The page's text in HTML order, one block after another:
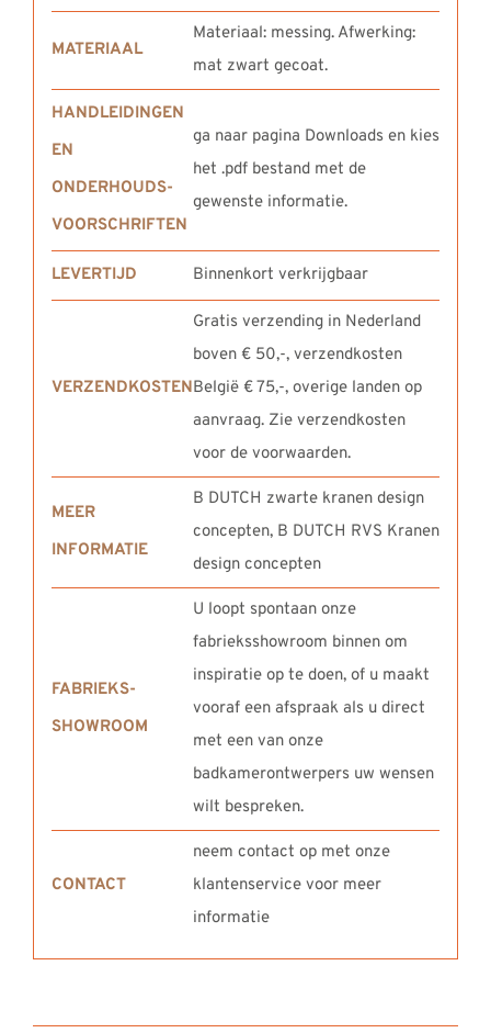
MATERIAAL
Materiaal: messing. Afwerking:
mat zwart gecoat.
HANDLEIDINGEN
EN
ONDERHOUDS-
VOORSCHRIFTEN
ga naar pagina Downloads en kies
het .pdf bestand met de
gewenste informatie.
LEVERTIJD Binnenkort verkrijgbaar
VERZENDKOSTEN
Gratis verzending in Nederland
boven € 50,-, verzendkosten
België € 75,-, overige landen op
aanvraag. Zie verzendkosten
voor de voorwaarden.
MEER
INFORMATIE
B DUTCH zwarte kranen design
concepten, B DUTCH RVS Kranen
design concepten
FABRIEKS-
SHOWROOM
U loopt spontaan onze
fabrieksshowroom binnen om
inspiratie op te doen, of u maakt
vooraf een afspraak als u direct
met een van onze
badkamerontwerpers uw wensen
wilt bespreken.
CONTACT
neem contact op met onze
klantenservice voor meer
informatie